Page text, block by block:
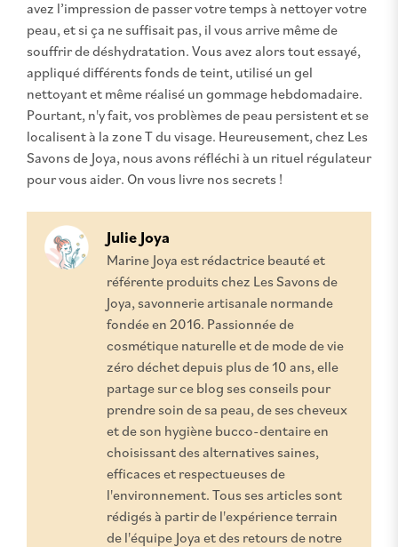
avez l’impression de passer votre temps à nettoyer votre
peau, et si ça ne suffisait pas, il vous arrive même de
souffrir de déshydratation. Vous avez alors tout essayé,
appliqué différents fonds de teint, utilisé un gel
nettoyant et même réalisé un gommage hebdomadaire.
Pourtant, n'y fait, vos problèmes de peau persistent et se
localisent à la zone T du visage. Heureusement, chez Les
Savons de Joya, nous avons réfléchi à un rituel régulateur
pour vous aider. On vous livre nos secrets !
Julie Joya
Marine Joya est rédactrice beauté et
référente produits chez Les Savons de
Joya, savonnerie artisanale normande
fondée en 2016. Passionnée de
cosmétique naturelle et de mode de vie
zéro déchet depuis plus de 10 ans, elle
partage sur ce blog ses conseils pour
prendre soin de sa peau, de ses cheveux
et de son hygiène bucco-dentaire en
choisissant des alternatives saines,
efficaces et respectueuses de
l'environnement. Tous ses articles sont
rédigés à partir de l'expérience terrain
de l'équipe Joya et des retours de notre